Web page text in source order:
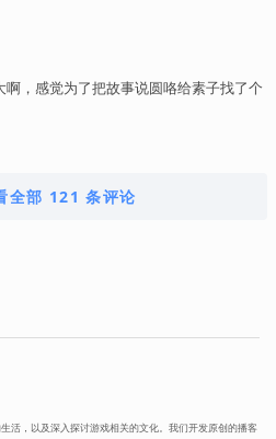
啊，感觉为了把故事说圆咯给素子找了个
全部 121 条评论
活，以及深入探讨游戏相关的文化。我们开发原创的播客